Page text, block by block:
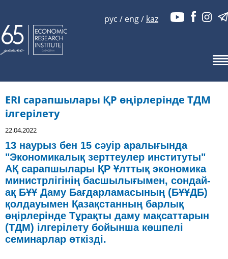
рус / eng/ kaz
ERI сарапшылары ҚР өңірлерінде ТДМ
ілгерілету
22.04.2022
13 наурыз бен 15 сәуір аралығында
"Экономикалық зерттеулер институты"
АҚ сарапшылары ҚР Ұлттық экономика
министрлігінің басшылығымен, сондай-
ақ БҰҰ Даму Бағдарламасының (БҰҰДБ)
қолдауымен Қазақстанның барлық
өңірлерінде Тұрақты даму мақсаттарын
(ТДМ) ілгерілету бойынша көшпелі
семинарлар өткізді.